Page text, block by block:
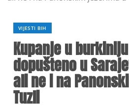
VIJESTI BIH
Kupanje u
dopušteno u
ali ne i na
Tuzli